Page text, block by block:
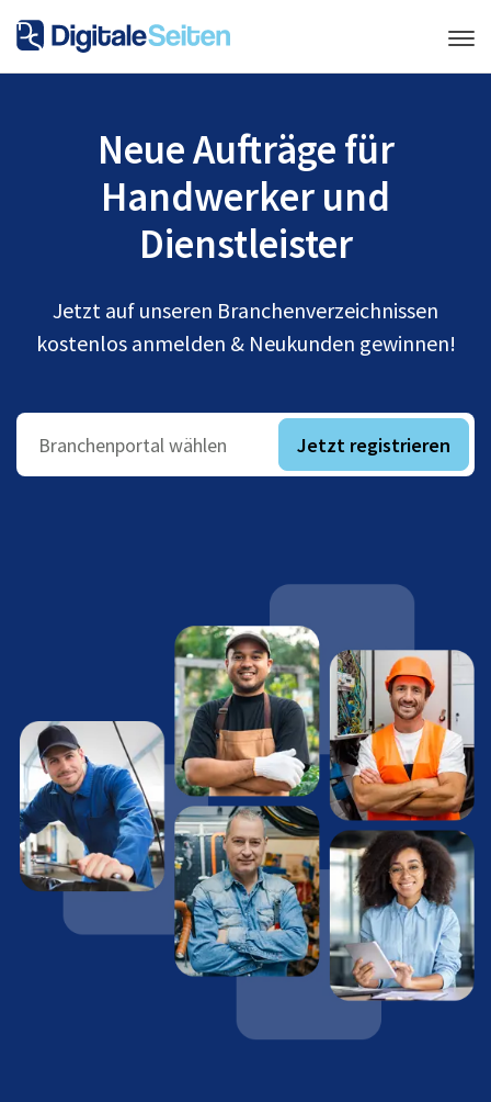
Neue Aufträge für
Handwerker und
Dienstleister
Jetzt auf unseren Branchenverzeichnissen
kostenlos anmelden & Neukunden gewinnen!
Branchenportal wählen Jetzt registrieren